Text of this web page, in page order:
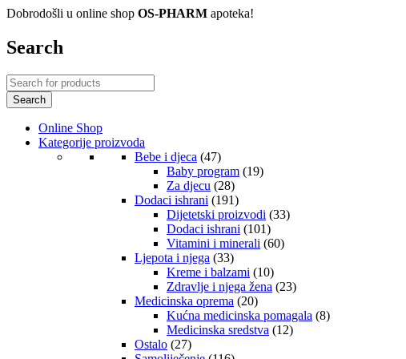
Dobrodošli u online shop OS-PHARM apoteka!
Search
Online Shop
Kategorije proizvoda
Bebe i djeca (47)
Baby program (19)
Za djecu (28)
Dodaci ishrani (191)
Dijetetski proizvodi (33)
Dodaci ishrani (101)
Vitamini i minerali (60)
Ljepota i njega (33)
Kreme i balzami (10)
Zdravlje i njega žena (23)
Medicinska oprema (20)
Kućna medicinska pomagala (8)
Medicinska sredstva (12)
Ostalo (27)